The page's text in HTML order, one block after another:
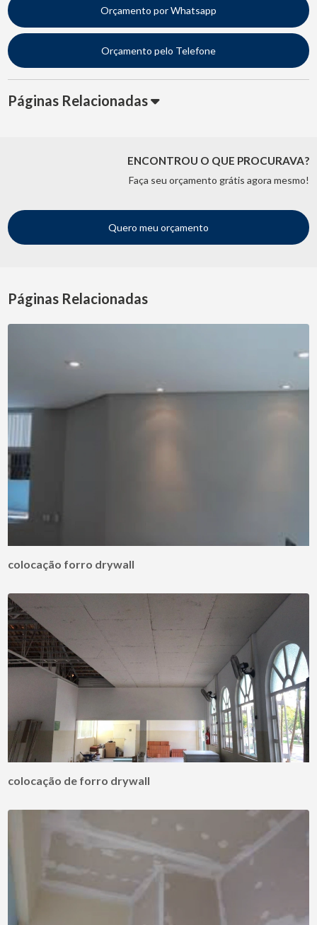
Orçamento por Whatsapp
Orçamento pelo Telefone
Páginas Relacionadas
ENCONTROU O QUE PROCURAVA?
Faça seu orçamento grátis agora mesmo!
Quero meu orçamento
Páginas Relacionadas
colocação forro drywall
colocação de forro drywall